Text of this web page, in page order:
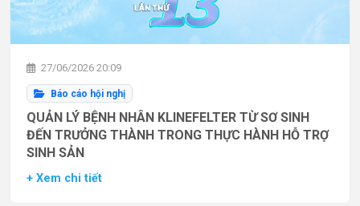
27/06/2026 20:09
Báo cáo hội nghị
QUẢN LÝ BỆNH NHÂN KLINEFELTER TỪ SƠ SINH
ĐẾN TRƯỞNG THÀNH TRONG THỰC HÀNH HỖ TRỢ
SINH SẢN
+ Xem chi tiết